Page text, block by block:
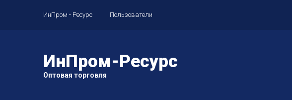
ИнПром - Ресурс Пользователи
ИнПром-Ресурс
Оптовая торговля